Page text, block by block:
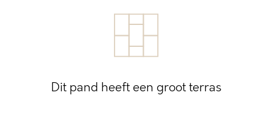
Dit pand heeft een groot terras